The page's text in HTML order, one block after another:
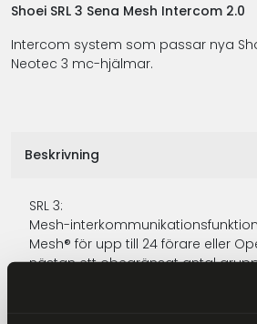
Shoei SRL 3 Sena Mesh Intercom 2.0
Intercom system som passar nya
Neotec 3 mc-hjälmar.
Beskrivning
SRL 3:
Mesh-
Mesh® för upp till 24 förare eller
nästan ett obegränsat antal
Bluetooth®-